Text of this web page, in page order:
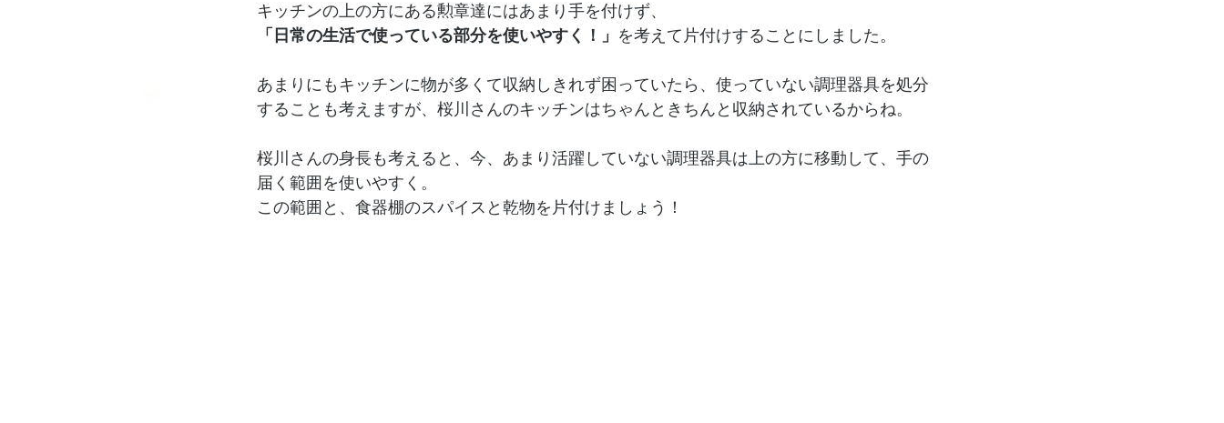
キッチンの上の方にある勲章達にはあまり手を付けず、
「日常の生活で使っている部分を使いやすく！」 を考えて片付けすることにしました。
あまりにもキッチンに物が多くて収納しきれず困っていたら、使っていない調理器具を処分
することも考えますが、桜川さんのキッチンはちゃんときちんと収納されているからね。
桜川さんの身長も考えると、今、あまり活躍していない調理器具は上の方に移動して、手の
届く範囲を使いやすく。
この範囲と、食器棚のスパイスと乾物を片付けましょう！